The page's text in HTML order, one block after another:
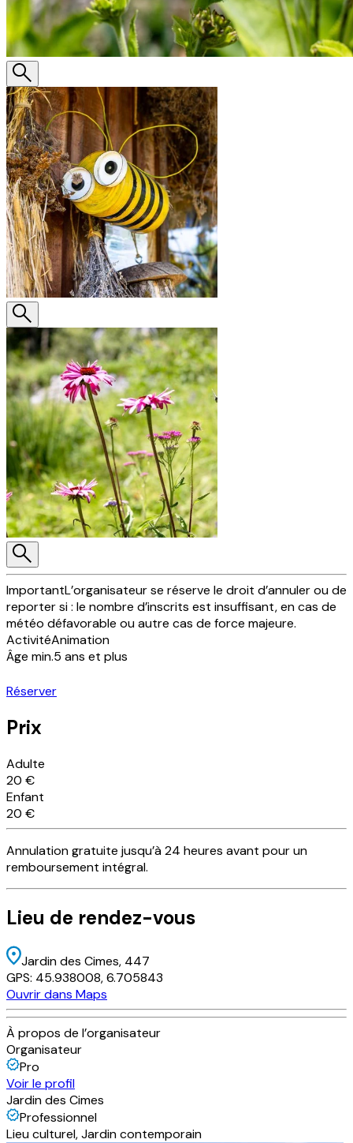
ImportantL’organisateur se réserve le droit d’annuler ou de
reporter si : le nombre d’inscrits est insuffisant, en cas de
météo défavorable ou autre cas de force majeure.
ActivitéAnimation
Âge min.5 ans et plus
Réserver
Prix
Adulte
20 €
Enfant
20 €
Annulationgratuite jusqu’à 24 heures avant pour un
remboursement intégral.
Lieu de rendez-vous
Jardin des Cimes, 447
GPS: 45.938008,6.705843
Ouvrir dans Maps
À propos de l’organisateur
Organisateur
Pro
Voir le profil
Jardin des Cimes
Professionnel
Lieu culturel, Jardin contemporain